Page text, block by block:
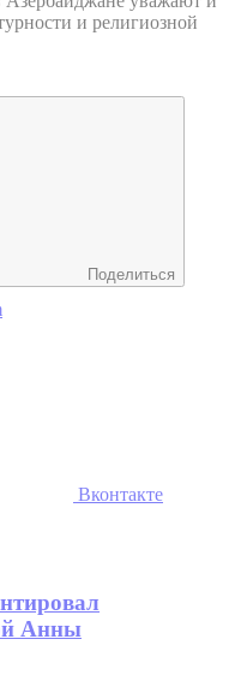
и религиозной
Поделиться
Вконтакте
Анны